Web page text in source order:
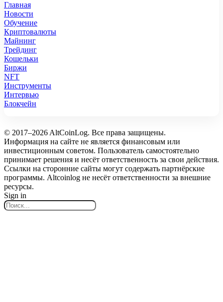
Главная
Новости
Обучение
Криптовалюты
Майнинг
Трейдинг
Кошельки
Биржи
NFT
Инструменты
Интервью
Блокчейн
© 2017–2026 AltCoinLog. Все права защищены.
Информация на сайте не является финансовым или
инвестиционным советом. Пользователь самостоятельно
принимает решения и несёт ответственность за свои действия.
Ссылки на сторонние сайты могут содержать партнёрские
программы. Altcoinlog не несёт ответственности за внешние
ресурсы.
Sign in